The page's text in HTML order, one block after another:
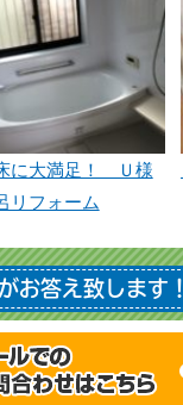
に大満足！ Ｕ様
リフォーム
お答え致します！